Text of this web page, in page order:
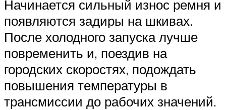
Начинается сильный износ ремня и
появляются задиры на шкивах.
После холодного запуска лучше
повременить и, поездив на
городских скоростях, подождать
повышения температуры в
трансмиссии до рабочих значений.